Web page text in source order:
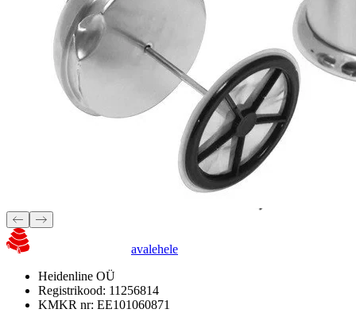
avalehele
Heidenline OÜ
Registrikood: 11256814
KMKR nr: EE101060871